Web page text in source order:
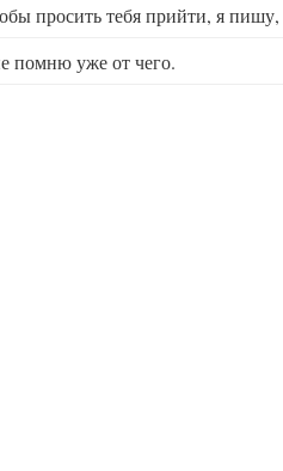
просить тебя прийти, я пишу,
помню уже от чего.